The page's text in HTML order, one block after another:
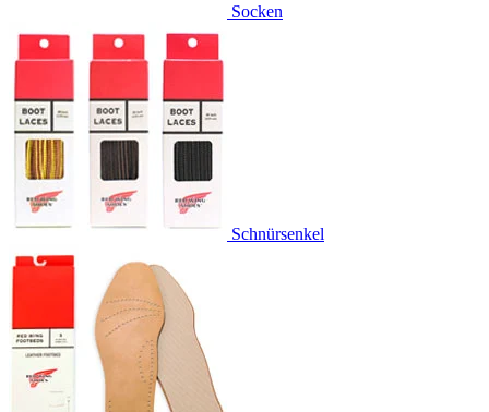
Socken
Schnürsenkel